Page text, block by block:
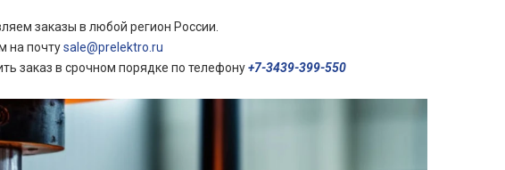
заказы в любой регион России.
на почтуsale@prelektro.ru
заказ в срочном порядке по телефону+7-3439-399-550